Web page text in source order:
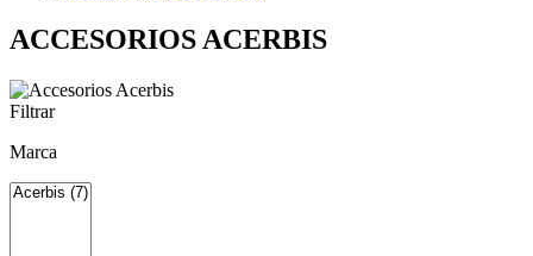
ACCESORIOS ACERBIS
Filtrar
Marca